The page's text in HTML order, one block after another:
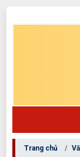
Trang chủ